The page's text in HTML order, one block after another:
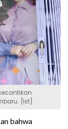
[Ist]
bahwa